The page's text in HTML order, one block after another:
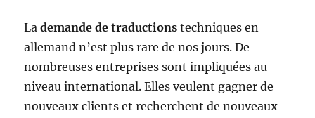
Lademande de traductions techniques en
allemand n’est plus rare de nos jours. De
nombreuses entreprises sont impliquées au
niveau international. Elles veulent gagner de
nouveaux clients et recherchent de nouveaux